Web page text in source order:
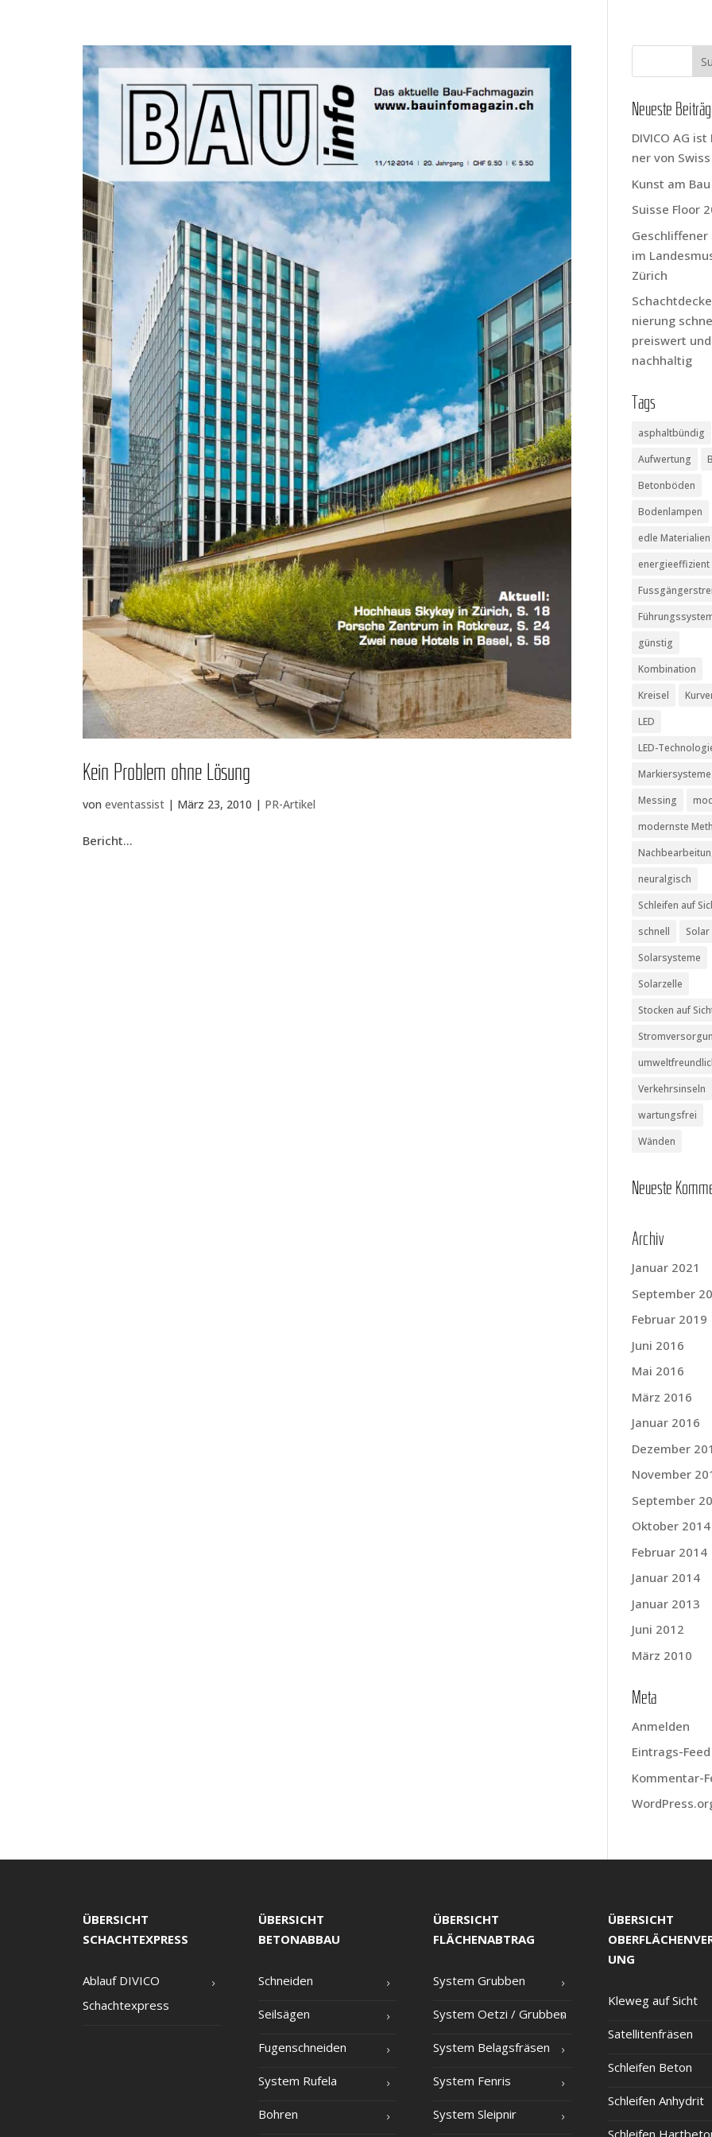
Kein Pro­blem ohne Lösung
voneventassist | März 23, 2010 | PR-Artikel
Bericht...
Neu­es­te
DIVICO AG
ner von
Kunst am Bau
Suis­se Flo­or
Geschlif­fe­ner
im
Zürich
nie­rung
preis­wert und
nachhaltig
Tags
asphaltbündig
Aufwertung
Betonböden
Bodenlampen
edle Materialien
energieeffizient
günstig
Kombination
Kreisel
LED
LED-
Markiersysteme
Messing
modernste
neuralgisch
Schleifen auf
schnell
Solar
Solarsysteme
Solarzelle
Stocken auf
Verkehrsinseln
wartungsfrei
Wänden
Neu­es­te
Archiv
Januar 2021
September
Februar 2019
Juni 2016
Mai 2016
März 2016
Januar 2016
Dezember
November
September
Oktober 2014
Februar 2014
Januar 2014
Januar 2013
Juni 2012
März 2010
Meta
Anmelden
Eintrags-Feed
Kommentar-
ÜBERSICHT
SCHACHTEXPRESS
Ablauf DIVICO
Schachtexpress
ÜBERSICHT
BETONABBAU
Schnei­den
Seil­sä­gen
Fugen­schnei­den
Sys­tem Rufela
Boh­ren
ÜBERSICHT
FLÄCHENABTRAG
Sys­tem Grubben
Sys­tem Oet­zi /​ Grub­ben
Sys­tem Belagsfräsen
Sys­tem Fenris
Sys­tem Sleipnir
ÜBERSICHT
UNG
Kle­weg auf Sicht
Satel­li­ten­frä­sen
Schlei­fen Beton
Schlei­fen Anhydrit
Schlei­fen